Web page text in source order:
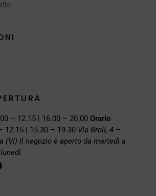
– 12.15 | 16.00 – 20.00 Orario
12.15 | 15.30 – 19.30 Via Broli, 4 –
(VI) Il negozio è aperto da martedì a